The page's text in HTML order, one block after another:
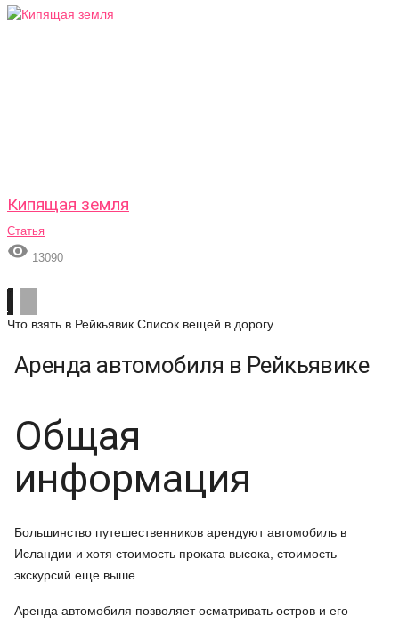
Кипящая земля
Статья
 13090
Что взять в Рейкьявик Список вещей в дорогу
Аренда автомобиля в Рейкьявике
Общая
информация
Большинство путешественников арендуют автомобиль в
Исландии и хотя стоимость проката высока, стоимость
экскурсий еще выше.
Аренда автомобиля позволяет осматривать остров и его